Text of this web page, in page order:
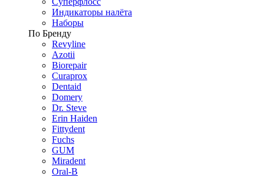
Индикаторы налёта
Наборы
По Бренду
Revyline
Azotii
Biorepair
Curaprox
Dentaid
Domery
Dr. Steve
Erin Haiden
Fittydent
Fuchs
GUM
Miradent
Oral-B